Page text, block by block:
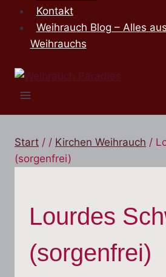
Kontakt
Weihrauch Blog – Alles
Weihrauchs
Start / / Kirchen Weihrauch /
(sorgenfrei)
Lourdes
(sorgenfrei)